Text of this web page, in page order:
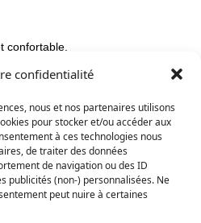
confidentialité
nous et nos partenaires utilisons
pour stocker et/ou accéder aux
à ces technologies nous
de traiter des données
de navigation ou des ID
publicités (non-) personnalisées. Ne
peut nuire à certaines
confortable.
grande pour vous envelopper
du froid hivernal.
pour tous les amoureux de cet
peut être lavée en machine
pour sortir avec des amis ou pour